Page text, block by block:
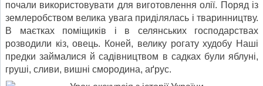
почали використовувати для виготовлення олії. Поряд із
землеробством велика увага приділялась і тваринництву.
В маєтках поміщиків і в селянських господарствах
розводили кіз, овець. Коней, велику рогату худобу Наші
предки займалися й садівництвом в садках були яблуні,
груші, сливи, вишні смородина, аґрус.